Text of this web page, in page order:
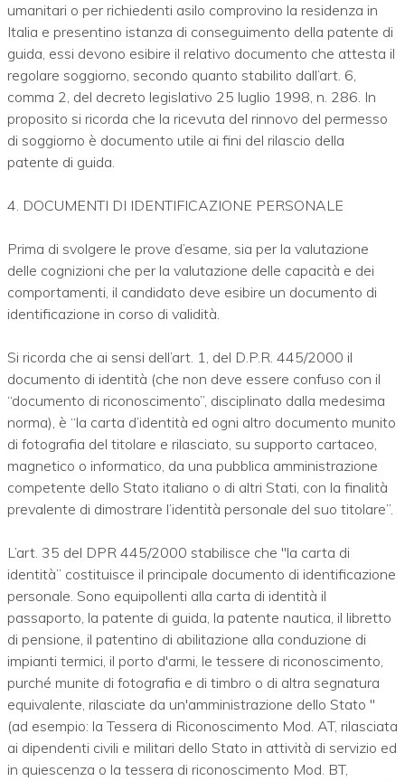
umanitari o per richiedenti asilo comprovino la residenza in
Italia e presentino istanza di conseguimento della patente di
guida, essi devono esibire il relativo documento che attesta il
regolare soggiorno, secondo quanto stabilito dall’art. 6,
comma 2, del decreto legislativo 25 luglio 1998, n. 286. In
proposito si ricorda che la ricevuta del rinnovo del permesso
di soggiorno è documento utile ai fini del rilascio della
patente di guida.
4. DOCUMENTI DI IDENTIFICAZIONE PERSONALE
Prima di svolgere le prove d’esame, sia per la valutazione
delle cognizioni che per la valutazione delle capacità e dei
comportamenti, il candidato deve esibire un documento di
identificazione in corso di validità.
Si ricorda che ai sensi dell’art. 1, del D.P.R. 445/2000 il
documento di identità (che non deve essere confuso con il
“documento di riconoscimento”, disciplinato dalla medesima
norma), è “la carta d’identità ed ogni altro documento munito
di fotografia del titolare e rilasciato, su supporto cartaceo,
magnetico o informatico, da una pubblica amministrazione
competente dello Stato italiano o di altri Stati, con la finalità
prevalente di dimostrare l’identità personale del suo titolare”.
L’art. 35 del DPR 445/2000 stabilisce che "la carta di
identità” costituisce il principale documento di identificazione
personale. Sono equipollenti alla carta di identità il
passaporto, la patente di guida, la patente nautica, il libretto
di pensione, il patentino di abilitazione alla conduzione di
impianti termici, il porto d'armi, le tessere di riconoscimento,
purché munite di fotografia e di timbro o di altra segnatura
equivalente, rilasciate da un'amministrazione dello Stato "
(ad esempio: la Tessera di Riconoscimento Mod. AT, rilasciata
ai dipendenti civili e militari dello Stato in attività di servizio ed
in quiescenza o la tessera di riconoscimento Mod. BT,